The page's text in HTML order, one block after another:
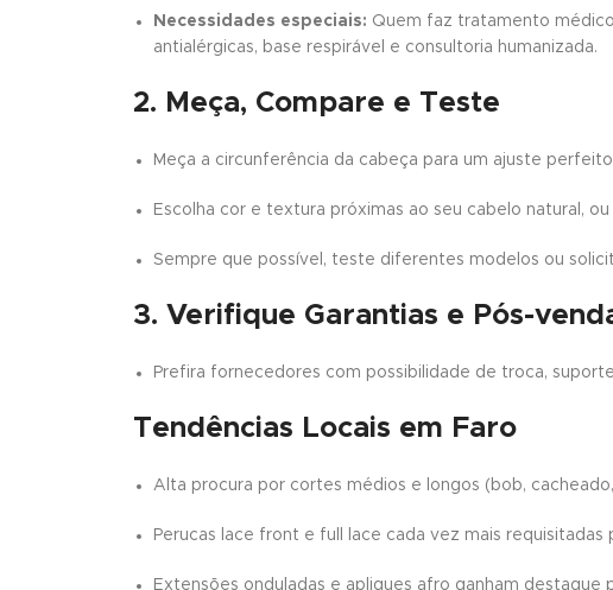
Necessidades especiais: Quem faz tratamento
antialérgicas, base respirável e consultoria humanizada.
2. Meça, Compare e Teste
Meça a circunferência da cabeça para um ajuste
Escolha cor e textura próximas ao seu cabelo natural,
Sempre que possível, teste diferentes modelos ou
3. Verifique Garantias e Pós-
Prefira fornecedores com possibilidade de troca,
Tendências Locais em Faro
Alta procura por cortes médios e longos (bob,
Perucas lace front e full lace cada vez mais requisitadas
Extensões onduladas e apliques afro ganham destaque